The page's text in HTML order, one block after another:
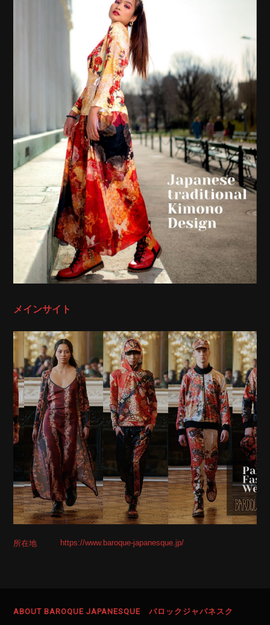
メインサイト
所在地 https://www.baroque-japanesque.jp/
ABOUT BAROQUE JAPANESQUE バロックジャパネスク